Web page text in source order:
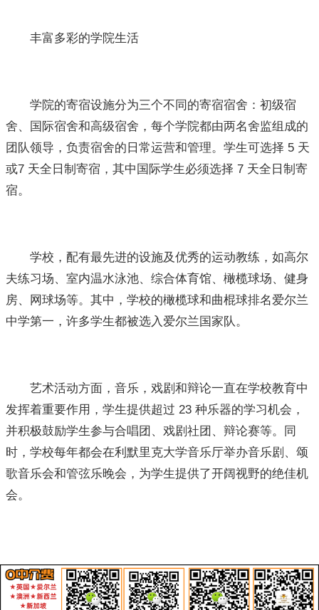
丰富多彩的学院生活
学院的寄宿设施分为三个不同的寄宿宿舍：初级宿
舍、国际宿舍和高级宿舍，每个学院都由两名舍监组成的
团队领导，负责宿舍的日常运营和管理。学生可选择 5 天
或7 天全日制寄宿，其中国际学生必须选择 7 天全日制寄
宿。
学校，配有最先进的设施及优秀的运动教练，如高尔
夫练习场、室内温水泳池、综合体育馆、橄榄球场、健身
房、网球场等。其中，学校的橄榄球和曲棍球排名爱尔兰
中学第一，许多学生都被选入爱尔兰国家队。
艺术活动方面，音乐，戏剧和辩论一直在学校教育中
发挥着重要作用，学生提供超过 23 种乐器的学习机会，
并积极鼓励学生参与合唱团、戏剧社团、辩论赛等。同
时，学校每年都会在利默里克大学音乐厅举办音乐剧、颂
歌音乐会和管弦乐晚会，为学生提供了开阔视野的绝佳机
会。